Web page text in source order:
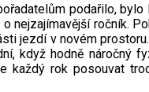
podařilo,
ročník.
jezdí v novém
když hodně náročný
rok posouvat